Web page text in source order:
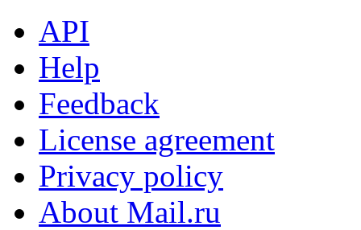
API
Help
Feedback
License agreement
Privacy policy
About Mail.ru